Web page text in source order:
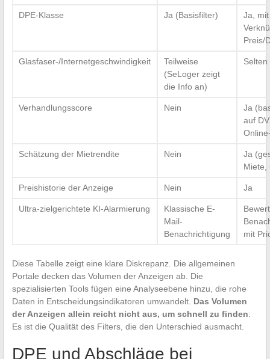
DPE-Klasse Ja (Basisfilter)
Ja, mit
Preis/
Glasfaser-/Internetgeschwindigkeit
Teilweise
(SeLoger zeigt
die Info an)
Verhandlungsscore Nein
Ja
auf
Schätzung der Mietrendite Nein
Ja
Miete,
Preishistorie der Anzeige Nein Ja
Ultra-zielgerichtete KI-Alarmierung
Klassische E-
Mail-
Benachrichtigung
mit
Diese Tabelle zeigt eine klare Diskrepanz. Die allgemeinen
Portale decken das Volumen der Anzeigen ab. Die
spezialisierten Tools fügen eine Analyseebene hinzu, die rohe
Daten in Entscheidungsindikatoren umwandelt. Das Volumen
der Anzeigen allein reicht nicht aus, um schnell zu finden:
Es ist die Qualität des Filters, die den Unterschied ausmacht.
DPE und Abschläge bei